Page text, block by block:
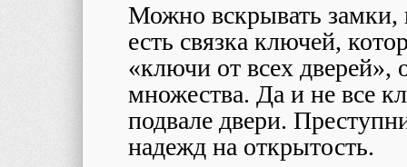
Можно вскрывать
есть связка ключей,
«ключи от всех дверей»,
множества. Да и не все
подвале двери.
надежд на открытость.